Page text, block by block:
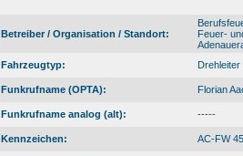
Betreiber / Organisation / Standort:
Feuer-
Fahrzeugtyp:
Funkrufname (OPTA): Florian
Funkrufname analog (alt): -----
Kennzeichen: AC-FW